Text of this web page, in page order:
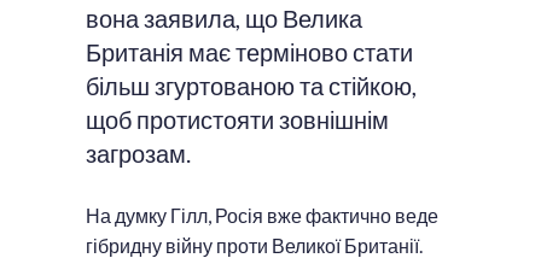
вона заявила, що Велика
Британія має терміново стати
більш згуртованою та стійкою,
щоб протистояти зовнішнім
загрозам.
На думку Гілл, Росія вже фактично веде
гібридну війну проти Великої Британії.